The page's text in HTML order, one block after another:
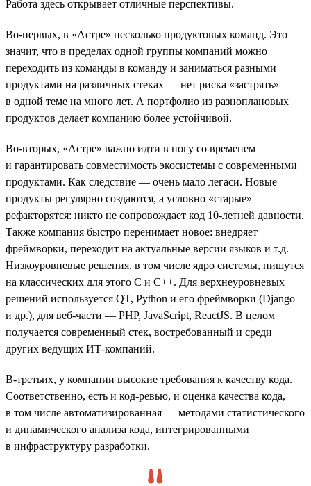
Работа здесь открывает отличные перспективы.
Во-первых, в «Астре» несколько продуктовых команд. Это
значит, что в пределах одной группы компаний можно
переходить из команды в команду и заниматься разными
продуктами на различных стеках — нет риска «застрять»
в одной теме на много лет. А портфолио из разноплановых
продуктов делает компанию более устойчивой.
Во-вторых, «Астре» важно идти в ногу со временем
и гарантировать совместимость экосистемы с современными
продуктами. Как следствие — очень мало легаси. Новые
продукты регулярно создаются, а условно «старые»
рефакторятся: никто не сопровождает код 10-летней давности.
Также компания быстро перенимает новое: внедряет
фреймворки, переходит на актуальные версии языков и т.д.
Низкоуровневые решения, в том числе ядро системы, пишутся
на классических для этого С и C++. Для верхнеуровневых
решений используется QT, Python и его фреймворки (Django
и др.), для веб-части — PHP, JavaScript, ReactJS. В целом
получается современный стек, востребованный и среди
других ведущих ИТ-компаний.
В-третьих, у компании высокие требования к качеству кода.
Соответственно, есть и код-ревью, и оценка качества кода,
в том числе автоматизированная — методами статистического
и динамического анализа кода, интегрированными
в инфраструктуру разработки.